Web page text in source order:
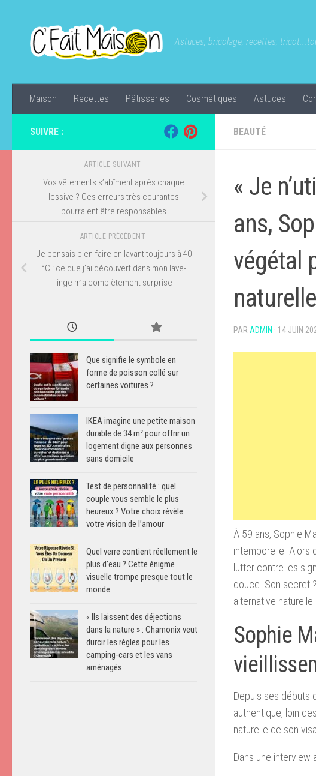
Astuces, bricolage, recettes,
Maison Recettes Pâtisseries Cosmétiques Astuces
BEAUTÉ
« Je
ans,
végétal
PAR ADMIN · 14 JUIN
À 59 ans, Sophie
intemporelle. Alors
lutter contre les
douce. Son secret
alternative naturelle
Sophie
Depuis ses débuts
authentique, loin
naturelle de son
Dans une interview
SUIVRE :
ARTICLE SUIVANT
Vos vêtements s’abîment après chaque
lessive ? Ces erreurs très courantes
pourraient être responsables
ARTICLE PRÉCÉDENT
Je pensais bien faire en lavant toujours à 40
°C : ce que j’ai découvert dans mon lave-
linge m’a complètement surprise
Que signifie le symbole en
forme de poisson collé sur
certaines voitures ?
IKEA imagine une petite maison
durable de 34 m² pour offrir un
logement digne aux personnes
sans domicile
Test de personnalité : quel
couple vous semble le plus
heureux ? Votre choix révèle
votre vision de l’amour
Quel verre contient réellement le
plus d’eau ? Cette énigme
visuelle trompe presque tout le
monde
« Ils laissent des déjections
dans la nature » : Chamonix veut
durcir les règles pour les
camping-cars et les vans
aménagés